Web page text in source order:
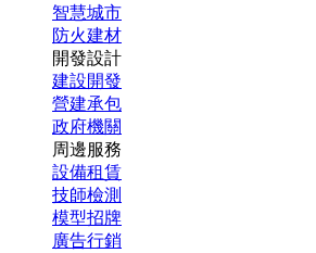
智慧城市
防火建材
開發設計
建設開發
營建承包
政府機關
周邊服務
設備租賃
技師檢測
模型招牌
廣告行銷